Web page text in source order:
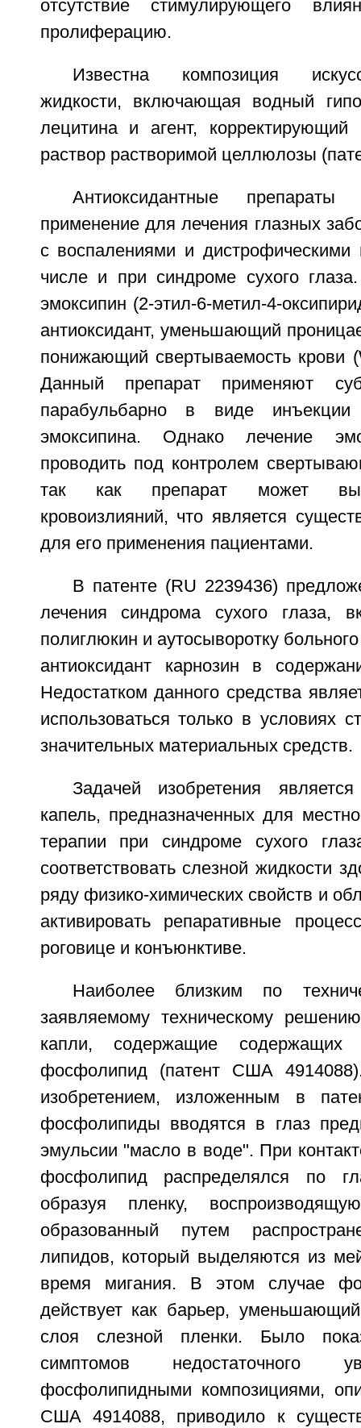
отсутствие стимулирующего
пролиферацию.
Известна композиция
жидкости, включающая водный
лецитина и агент, корректирующий
раствор растворимой целлюлозы
Антиоксидантные
применение для лечения глазных
с воспалениями и
числе и при синдроме сухого
эмоксипин (2-этил-6-метил-4-
антиоксидант, уменьшающий
понижающий свертываемость крови
Данный препарат применяют
парабульбарно в виде инъекции
эмоксипина. Однако лечение
проводить под контролем
так как препарат может
кровоизлияний, что является
для его применения пациентами.
В патенте (RU 2239436)
лечения синдрома сухого глаза,
полиглюкин и аутосыворотку
антиоксидант карнозин в
Недостатком данного средства
использоваться только в условиях
значительных материальных средств.
Задачей изобретения
капель, предназначенных для
терапии при синдроме сухого
соответствовать слезной жидкости
ряду физико-химических свойств и
активировать репаративные
роговице и конъюнктиве.
Наиболее близким по
заявляемому техническому
капли, содержащие
фосфолипид (патент США
изобретением, изложенным в
фосфолипиды вводятся в глаз
эмульсии "масло в воде". При
фосфолипид распределялся по
образуя пленку,
образованный путем
липидов, который выделяются из
время мигания. В этом случае
действует как барьер,
слоя слезной пленки. Было
симптомов недостаточного
фосфолипидными композициями,
США 4914088, приводило к